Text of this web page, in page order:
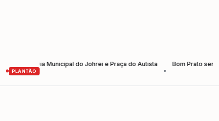
PLANTÃO
do Dia Municipal do Johrei e Praça do Autista
Bom Prato serve